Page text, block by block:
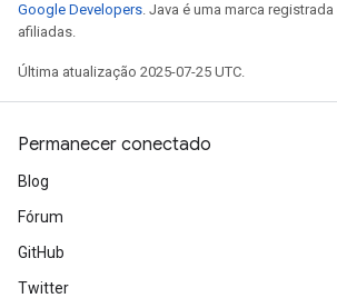
Google Developers. Java é uma marca
afiliadas.
Última atualização 2025-07-25 UTC.
Permanecer conectado
Blog
Fórum
GitHub
Twitter